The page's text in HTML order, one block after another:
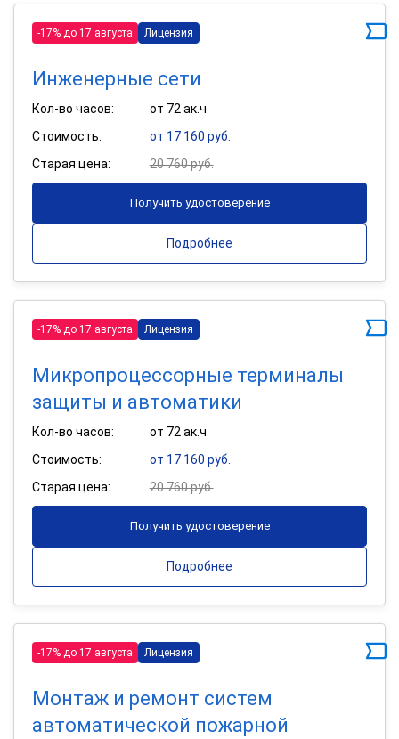
-17% до 17 августа Лицензия
Инженерные сети
Кол-во часов:
от 72 ак.ч
Стоимость:
от 17 160 руб.
Старая цена:
20 760 руб.
Получить удостоверение
Подробнее
-17% до 17 августа Лицензия
Микропроцессорные терминалы
защиты и автоматики
Кол-во часов:
от 72 ак.ч
Стоимость:
от 17 160 руб.
Старая цена:
20 760 руб.
Получить удостоверение
Подробнее
-17% до 17 августа Лицензия
Монтаж и ремонт систем
автоматической пожарной